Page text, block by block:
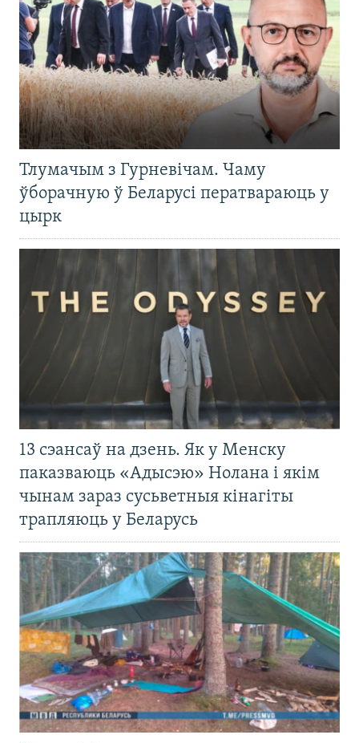
Тлумачым з Гурневічам. Чаму
ўборачную ў Беларусі ператвараюць у
цырк
13 сэансаў на дзень. Як у Менску
паказваюць «Адысэю» Нолана і якім
чынам зараз сусьветныя кінагіты
трапляюць у Беларусь